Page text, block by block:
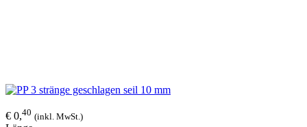
€ 0,40 (inkl. MwSt.)